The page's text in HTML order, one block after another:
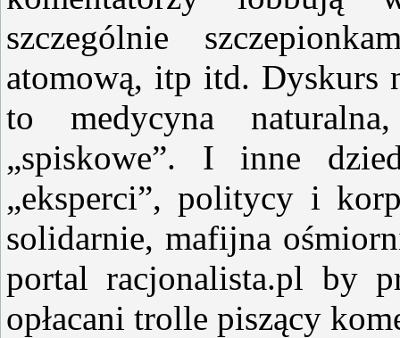
szczególnie
atomową, itp itd. Dyskurs
to medycyna
„spiskowe”. I inne
„eksperci”, politycy i
solidarnie, mafijna
portal racjonalista.pl by
opłacani trolle piszący